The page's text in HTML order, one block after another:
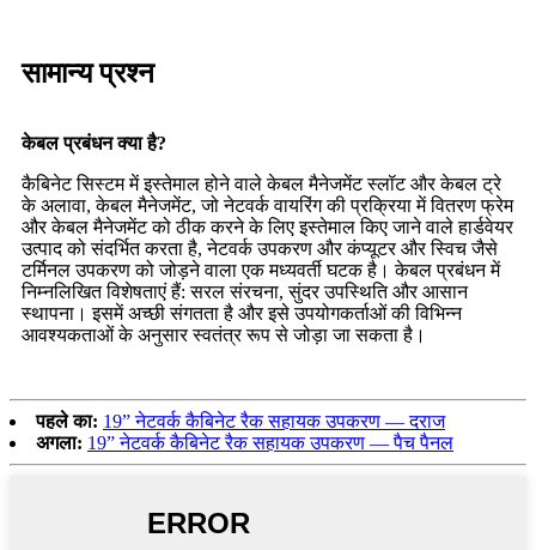
सामान्य प्रश्न
केबल प्रबंधन क्या है?
कैबिनेट सिस्टम में इस्तेमाल होने वाले केबल मैनेजमेंट स्लॉट और केबल ट्रे
के अलावा, केबल मैनेजमेंट, जो नेटवर्क वायरिंग की प्रक्रिया में वितरण फ्रेम
और केबल मैनेजमेंट को ठीक करने के लिए इस्तेमाल किए जाने वाले हार्डवेयर
उत्पाद को संदर्भित करता है, नेटवर्क उपकरण और कंप्यूटर और स्विच जैसे
टर्मिनल उपकरण को जोड़ने वाला एक मध्यवर्ती घटक है। केबल प्रबंधन में
निम्नलिखित विशेषताएं हैं: सरल संरचना, सुंदर उपस्थिति और आसान
स्थापना। इसमें अच्छी संगतता है और इसे उपयोगकर्ताओं की विभिन्न
आवश्यकताओं के अनुसार स्वतंत्र रूप से जोड़ा जा सकता है।
पहले का: 19” नेटवर्क कैबिनेट रैक सहायक उपकरण — दराज
अगला: 19” नेटवर्क कैबिनेट रैक सहायक उपकरण — पैच पैनल